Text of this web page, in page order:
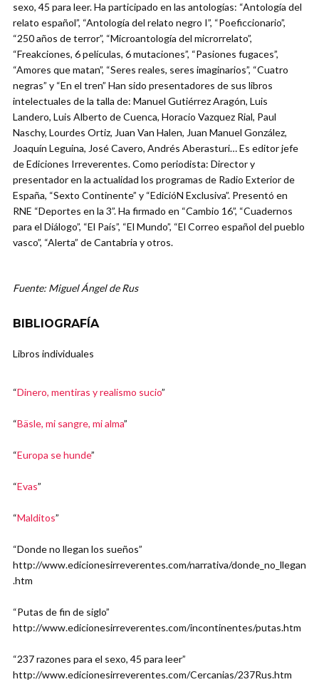
sexo, 45 para leer. Ha participado en las antologías: “Antología del
relato español”, “Antología del relato negro I”, “Poeficcionario”,
“250 años de terror”, “Microantología del microrrelato”,
“Freakciones, 6 películas, 6 mutaciones”, “Pasiones fugaces”,
“Amores que matan”, “Seres reales, seres imaginarios”, “Cuatro
negras” y “En el tren” Han sido presentadores de sus libros
intelectuales de la talla de: Manuel Gutiérrez Aragón, Luis
Landero, Luis Alberto de Cuenca, Horacio Vazquez Rial, Paul
Naschy, Lourdes Ortiz, Juan Van Halen, Juan Manuel González,
Joaquín Leguina, José Cavero, Andrés Aberasturi… Es editor jefe
de Ediciones Irreverentes. Como periodista: Director y
presentador en la actualidad los programas de Radio Exterior de
España, “Sexto Continente” y “EdicióN Exclusiva”. Presentó en
RNE “Deportes en la 3”. Ha firmado en “Cambio 16”, “Cuadernos
para el Diálogo”, “El País”, “El Mundo”, “El Correo español del pueblo
vasco”, “Alerta” de Cantabria y otros.
Fuente: Miguel Ángel de Rus
BIBLIOGRAFÍA
Libros individuales
“Dinero, mentiras y realismo sucio”
“Bäsle, mi sangre, mi alma”
“Europa se hunde”
“Evas”
“Malditos”
“Donde no llegan los sueños”
http://www.edicionesirreverentes.com/narrativa/donde_no_llegan
.htm
“Putas de fin de siglo”
http://www.edicionesirreverentes.com/incontinentes/putas.htm
“237 razones para el sexo, 45 para leer”
http://www.edicionesirreverentes.com/Cercanias/237Rus.htm